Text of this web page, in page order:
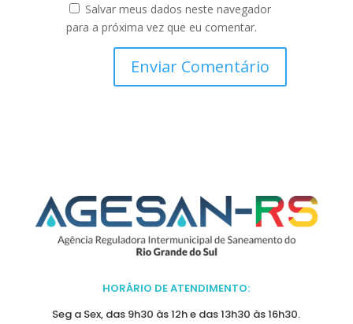
Salvar meus dados neste navegador
para a próxima vez que eu comentar.
HORÁRIO DE ATENDIMENTO:
Seg a Sex, das 9h30 às 12h e das 13h30 às 16h30.